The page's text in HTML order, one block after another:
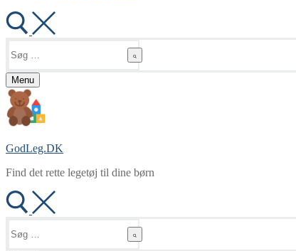
efter:
Menu
GodLeg.DK
Find det rette legetøj til dine børn
efter: